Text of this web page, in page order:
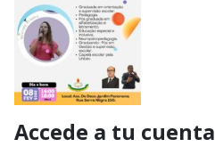
Accede a tu cuenta